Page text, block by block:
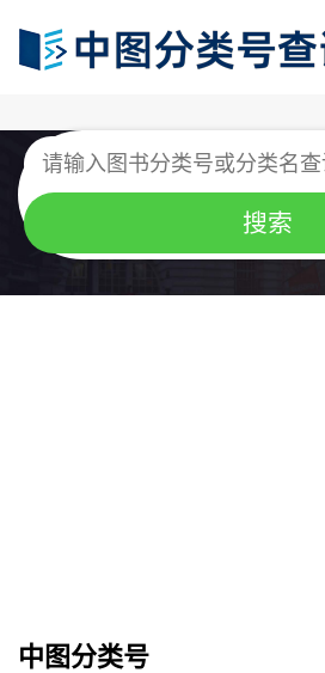
中图分类号